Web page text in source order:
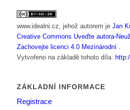
www.idealni.cz , jehož autorem je Jan
Creative Commons Uveďte autora-
Zachovejte licenci 4.0 Mezinárodní
Vytvořeno na základě tohoto díla:
ZÁKLADNÍ INFORMACE
Registrace